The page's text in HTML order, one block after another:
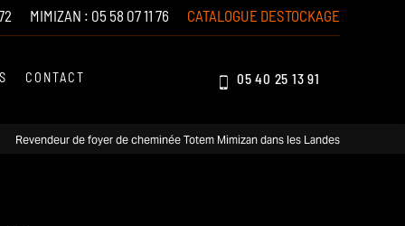
MIMIZAN : 05 58 07 11 76 CATALOGUE DESTOCKAGE
CONTACT 05 40 25 13 91
Revendeur de foyer de cheminée Totem Mimizan dans les Landes